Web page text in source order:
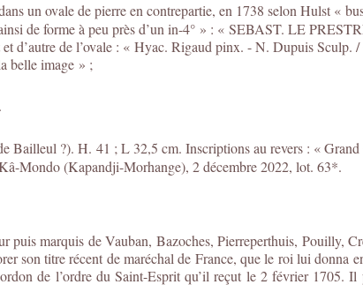
un ovale de pierre en contrepartie, en 1738 selon Hulst «
de forme à peu près d’un in-4° » : « SEBAST. LE
d’autre de l’ovale : « Hyac. Rigaud pinx. - N. Dupuis
belle image » ;
Bailleul ?). H. 41 ; L 32,5 cm. Inscriptions au revers : «
Mondo (Kapandji-Morhange), 2 décembre 2022, lot. 63*.
puis marquis de Vauban, Bazoches, Pierreperthuis, Pouilly,
son titre récent de maréchal de France, que le roi lui
de l’ordre du Saint-Esprit qu’il reçut le 2 février 1705.